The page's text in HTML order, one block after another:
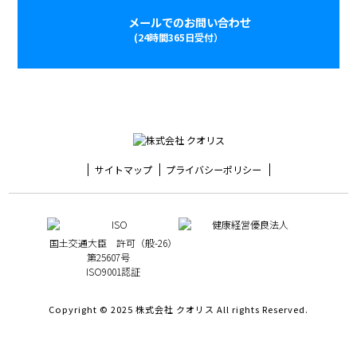
メールでのお問い合わせ
(24時間365日受付）
サイトマップ プライバシーポリシー
国土交通大臣 許可（般-26）
第25607号
ISO9001認証
Copyright © 2025 株式会社 クオリス All rights Reserved.